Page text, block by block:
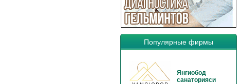
Популярные фирмы
Янгиобод
санаторияси